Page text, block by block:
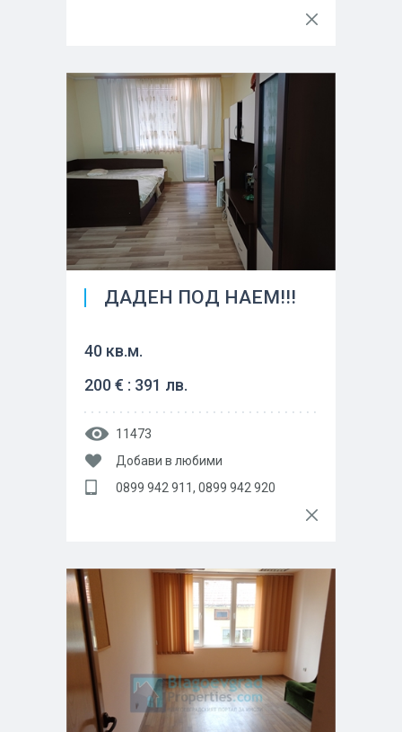
ДАДЕН ПОД НАЕМ!!!
40 кв.м.
200 € : 391 лв.
11473
Добави в любими
0899 942 911, 0899 942 920